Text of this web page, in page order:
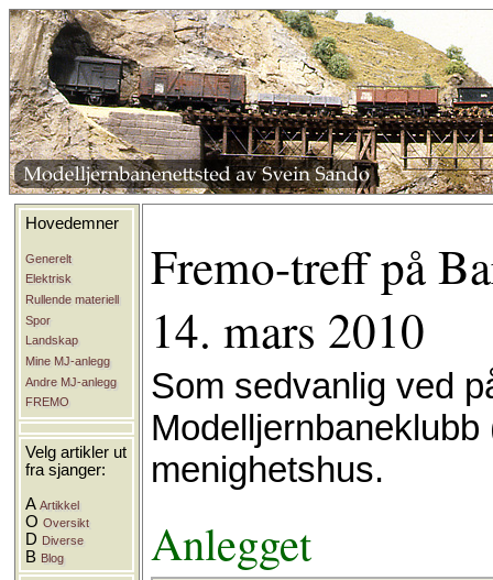
Hovedemner
Generelt
Elektrisk
Rullende materiell
Spor
Landskap
Mine MJ-anlegg
Andre MJ-anlegg
FREMO
Velg artikler ut
fra sjanger:
AArtikkel
OOversikt
D Diverse
B Blog
Fremo-treff på
14. mars 2010
Som sedvanlig ved
menighetshus.
Anlegget